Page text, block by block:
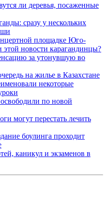
ли деревья, посаженные
сразу у нескольких
площадке Юго-
этой новости карагандинцы?
за утонувшую во
на жилье в Казахстане
некоторые
по новой
могут перестать лечить
боулинга проходит
каникул и экзаменов в